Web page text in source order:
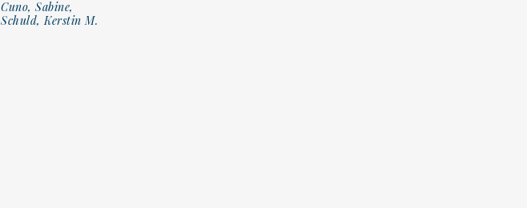
Cuno, Sabine,
Schuld, Kerstin M.